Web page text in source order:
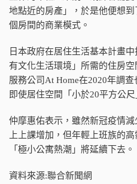
地點近的房產」，於是他便想
個房間的商業模式。
日本政府在居住生活基本計畫
有文化生活環境」所需的住房
服務公司At Home在2020年調
即使居住空間「小於20平方公
仲摩惠佑表示，雖然新冠疫情
上上課增加，但年輕上班族的
「極小公寓熱潮」將延續下去。
資料來源:聯合新聞網